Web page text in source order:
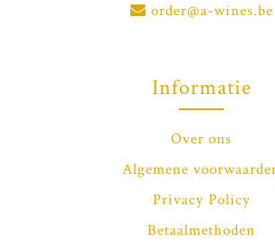
order@a-wines.be
Informatie
Over ons
Algemene
Privacy Policy
Betaalmethoden